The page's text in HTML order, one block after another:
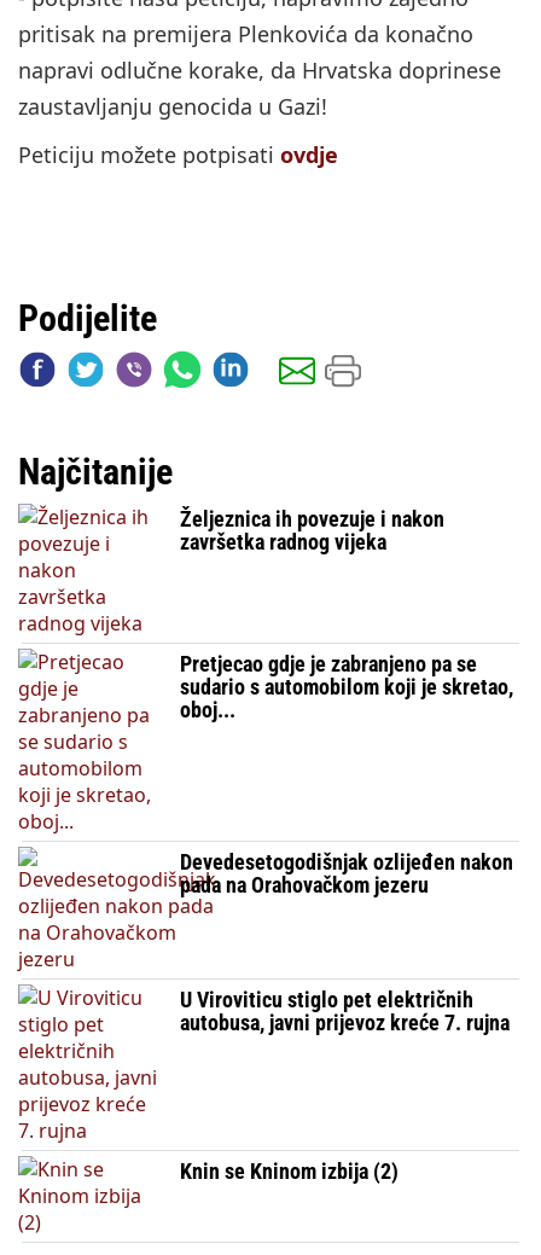
pritisak na premijera Plenkovića da konačno
napravi odlučne korake, da Hrvatska doprinese
zaustavljanju genocida u Gazi!
Peticiju možete potpisati ovdje
Podijelite
Najčitanije
Željeznica ih povezuje i nakon
završetka radnog vijeka
Pretjecao gdje je zabranjeno pa se
sudario s automobilom koji je skretao,
oboj...
Devedesetogodišnjak ozlijeđen nakon
pada na Orahovačkom jezeru
U Viroviticu stiglo pet električnih
autobusa, javni prijevoz kreće 7. rujna
Knin se Kninom izbija (2)